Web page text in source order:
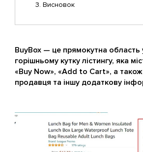
Висновок
BuyBox — це прямокутна область
горішньому кутку лістингу, яка
«Buy Now», «Add to Cart», а також
продавця та іншу додаткову